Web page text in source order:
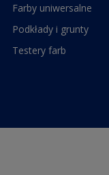
Farby uniwersalne
Podkłady i grunty
Testery farb